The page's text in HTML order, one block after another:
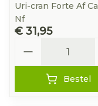
Uri-cran Forte Af
Nf
€ 31,95
Bestel